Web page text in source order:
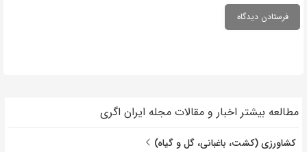
مطالعه بیشتر اخبار و مقالات مجله ایران اگری
کشاورزی (کشت، باغبانی، گل و گیاه)